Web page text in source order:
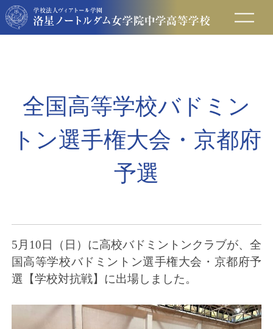
保護者の方へ
卒業生の方へ
お問い合わせ
資料請求
全国高等学校バドミン
トン選手権大会・京都府
予選
5月10日（日）に高校バドミントンクラブが、全
国高等学校バドミントン選手権大会・京都府予
選【学校対抗戦】に出場しました。